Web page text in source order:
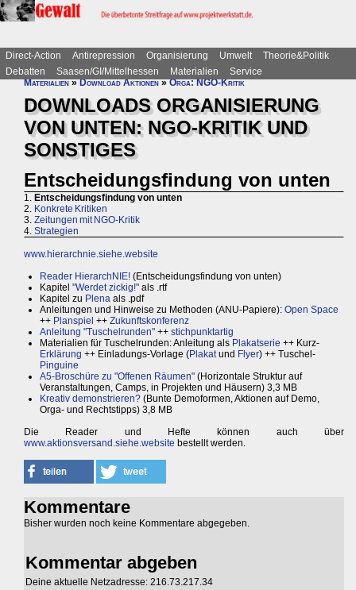
Direct-Action Antirepression Organisierung Umwelt
Theorie&Politik
Debatten
Saasen/GI/Mittelhessen Materialien
Service
Materialien»Download Aktionen»Orga: NGO-Kritik
DOWNLOADS ORGANISIERUNG
VON UNTEN: NGO-KRITIK UND
SONSTIGES
Entscheidungsfindung von unten
1. Entscheidungsfindung von unten
2. Konkrete Kritiken
3. Zeitungen mit NGO-Kritik
4. Strategien
www.hierarchnie.siehe.website
Reader HierarchNIE! (Entscheidungsfindung von unten)
Kapitel "Werdet zickig!" als .rtf
Kapitel zu Plena als .pdf
Anleitungen und Hinweise zu Methoden (ANU-Papiere): Open Space
++ Planspiel ++ Zukunftskonferenz
Anleitung "Tuschelrunden" ++ stichpunktartig
Materialien für Tuschelrunden: Anleitung als Plakatserie ++ Kurz-
Erklärung ++ Einladungs-Vorlage (Plakatund Flyer) ++ Tuschel-
Pinguine
A5-Broschüre zu "Offenen Räumen" (Horizontale Struktur auf
Veranstaltungen, Camps, in Projekten und Häusern) 3,3 MB
Kreativ demonstrieren? (Bunte Demoformen, Aktionen auf Demo,
Orga- und Rechtstipps) 3,8 MB
Die Reader und Hefte können auch über
www.aktionsversand.siehe.website bestellt werden.
Kommentare
Bisher wurden noch keine Kommentare abgegeben.
Kommentar abgeben
Deine aktuelle Netzadresse: 216.73.217.34